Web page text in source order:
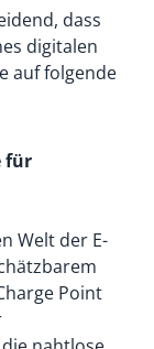
dass
digitalen
auf folgende
für
Welt der E-
Point